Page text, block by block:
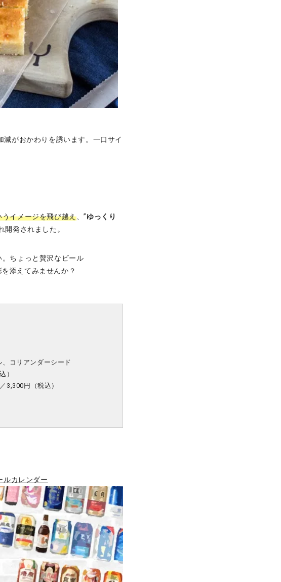
がおかわりを誘います。一口サイ
イメージを飛び越え、”ゆっくり
開発されました。
ちょっと贅沢なビール
添えてみませんか？
コリアンダーシード
）
3,300円（税込）
ルカレンダー